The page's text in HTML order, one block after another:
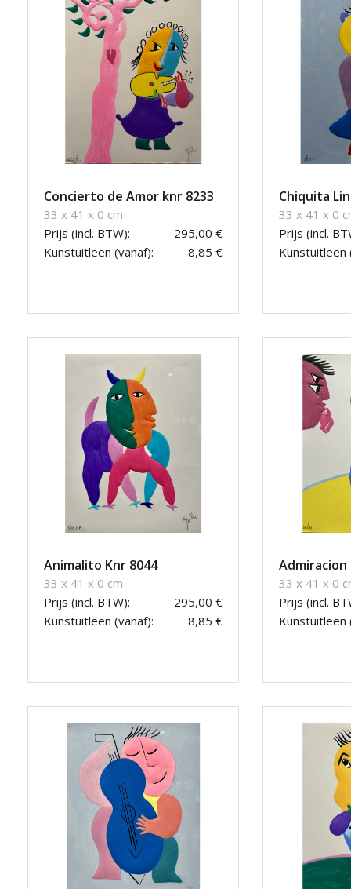
Concierto de Amor knr 8233
33 x 41 x 0 cm
Prijs (incl. BTW):
295,00 €
Kunstuitleen (vanaf):
8,85 €
Chiquita
33 x 41 x 0
Prijs (incl.
Kunstuitleen
Animalito Knr 8044
33 x 41 x 0 cm
Prijs (incl. BTW):
295,00 €
Kunstuitleen (vanaf):
8,85 €
Admiracion
33 x 41 x 0
Prijs (incl.
Kunstuitleen